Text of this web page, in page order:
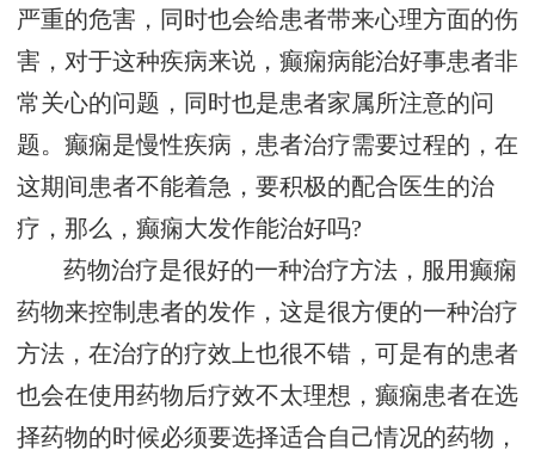
严重的危害，同时也会给患者带来心理方面的伤
害，对于这种疾病来说，癫痫病能治好事患者非
常关心的问题，同时也是患者家属所注意的问
题。癫痫是慢性疾病，患者治疗需要过程的，在
这期间患者不能着急，要积极的配合医生的治
疗，那么，癫痫大发作能治好吗?
药物治疗是很好的一种治疗方法，服用癫痫
药物来控制患者的发作，这是很方便的一种治疗
方法，在治疗的疗效上也很不错，可是有的患者
也会在使用药物后疗效不太理想，癫痫患者在选
择药物的时候必须要选择适合自己情况的药物，